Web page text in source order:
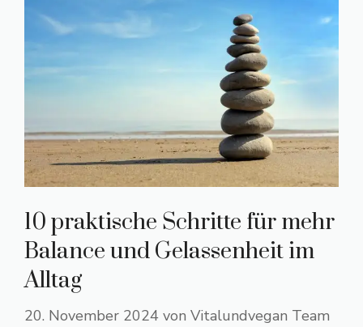
10 praktische Schritte für mehr
Balance und Gelassenheit im
Alltag
20. November 2024 von Vitalundvegan Team